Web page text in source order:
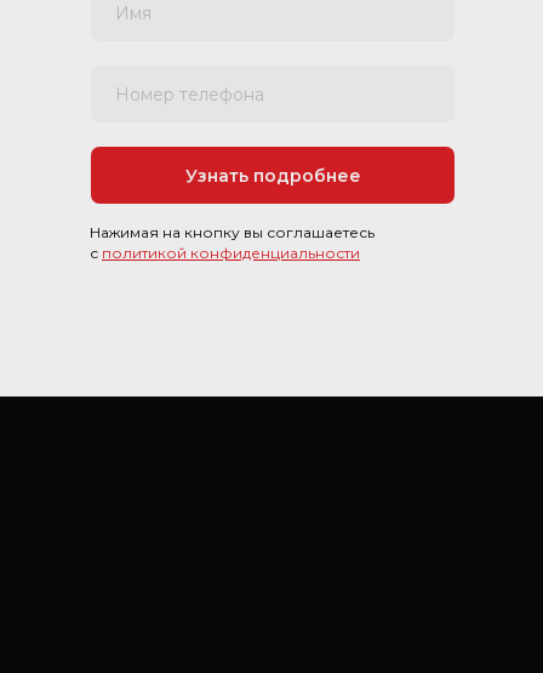
Имя
Номер телефона
Узнать подробнее
Нажимая на кнопку вы соглашаетесь
с политикой конфиденциальности